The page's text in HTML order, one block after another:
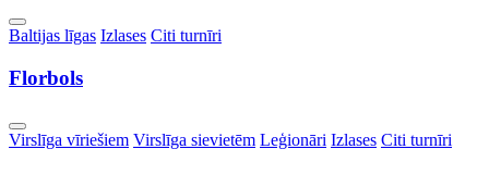
Toggle
Dropdown
Baltijas līgas Izlases Citi turnīri
Florbols
Toggle
Dropdown
Virslīga vīriešiem Virslīga sievietēm Leģionāri Izlases Citi turnīri